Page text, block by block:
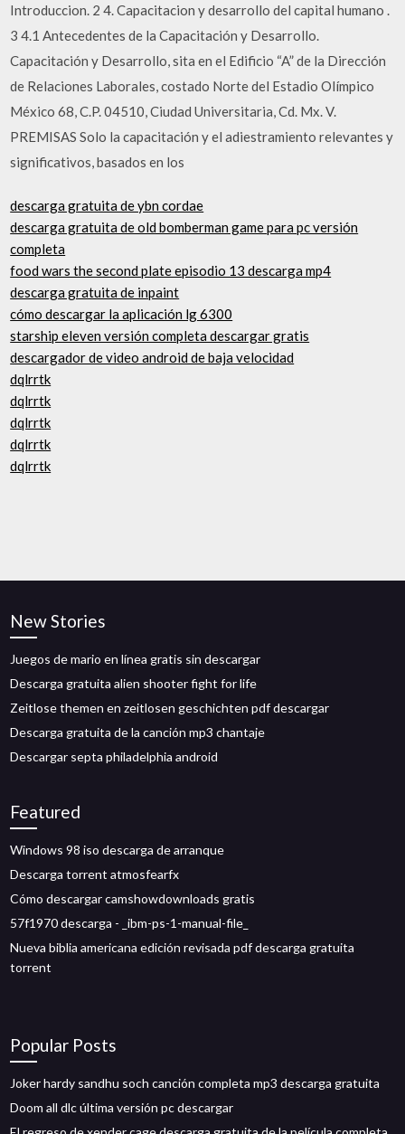
Introduccion. 2 4. Capacitacion y desarrollo del capital humano .
3 4.1 Antecedentes de la Capacitación y Desarrollo.
Capacitación y Desarrollo, sita en el Edificio “A” de la Dirección
de Relaciones Laborales, costado Norte del Estadio Olímpico
México 68, C.P. 04510, Ciudad Universitaria, Cd. Mx. V.
PREMISAS Solo la capacitación y el adiestramiento relevantes y
significativos, basados en los
descarga gratuita de ybn cordae
descarga gratuita de old bomberman game para pc versión
completa
food wars the second plate episodio 13 descarga mp4
descarga gratuita de inpaint
cómo descargar la aplicación lg 6300
starship eleven versión completa descargar gratis
descargador de video android de baja velocidad
dqlrrtk
dqlrrtk
dqlrrtk
dqlrrtk
dqlrrtk
New Stories
Juegos de mario en línea gratis sin descargar
Descarga gratuita alien shooter fight for life
Zeitlose themen en zeitlosen geschichten pdf descargar
Descarga gratuita de la canción mp3 chantaje
Descargar septa philadelphia android
Featured
Windows 98 iso descarga de arranque
Descarga torrent atmosfearfx
Cómo descargar camshowdownloads gratis
57f1970 descarga - _ibm-ps-1-manual-file_
Nueva biblia americana edición revisada pdf descarga gratuita
torrent
Popular Posts
Joker hardy sandhu soch canción completa mp3 descarga gratuita
Doom all dlc última versión pc descargar